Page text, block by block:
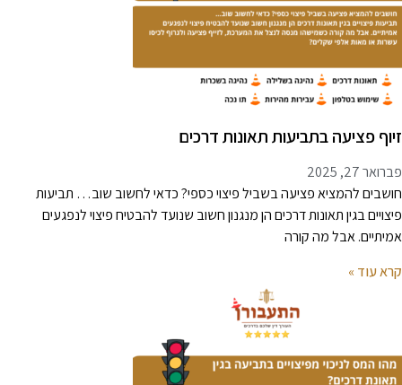
פציעה בתביעות תאונות דרכים
27, 2025
להמציא פציעה בשביל פיצוי כספי? כדאי לחשוב שוב… תביעות
בגין תאונות דרכים הן מנגנון חשוב שנועד להבטיח פיצוי לנפגעים
אבל מה קורה
עוד »